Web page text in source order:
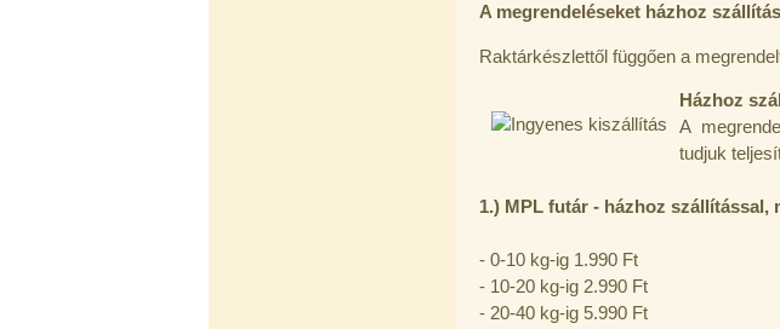
A megrendeléseket házhoz
Raktárkészlettől függően a
Házhoz
A
tudjuk
1.) MPL futár - házhoz szállítással,
- 0-10 kg-ig 1.990 Ft
- 10-20 kg-ig 2.990 Ft
- 20-40 kg-ig 5.990 Ft